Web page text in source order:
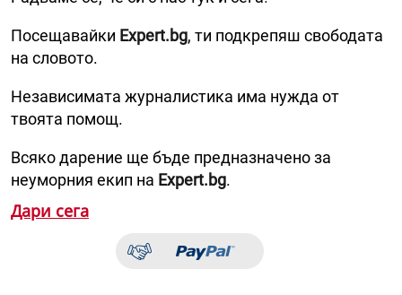
Посещавайки Expert.bg, ти подкрепяш свободата
на словото.
Независимата журналистика има нужда от
твоята помощ.
Всяко дарение ще бъде предназначено за
неуморния екип на Expert.bg.
Дари сега